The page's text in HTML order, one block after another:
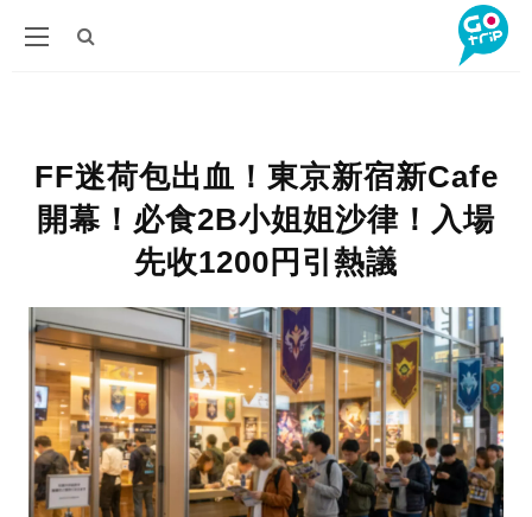
FF迷荷包出血！東京新宿新Cafe
開幕！必食2B小姐姐沙律！入場
先收1200円引熱議